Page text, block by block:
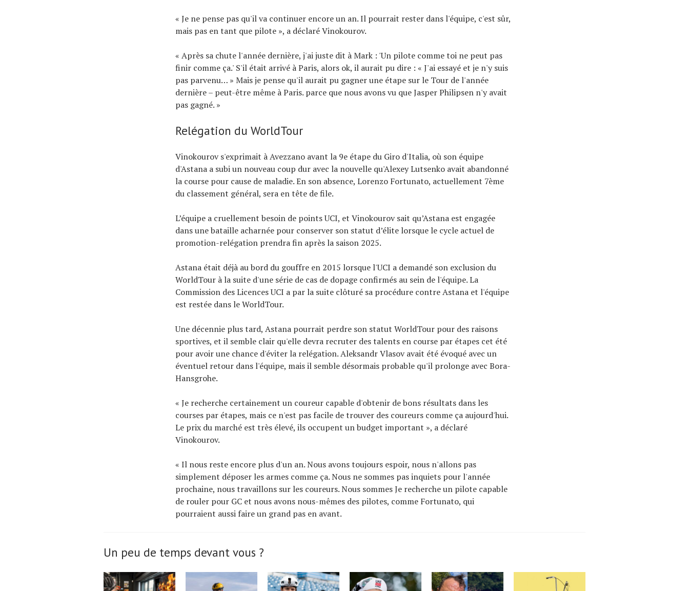
« Je ne pense pas qu'il va continuer encore un an. Il pourrait rester dans l'équipe, c'est sûr,
mais pas en tant que pilote », a déclaré Vinokourov.
« Après sa chute l'année dernière, j'ai juste dit à Mark : 'Un pilote comme toi ne peut pas
finir comme ça.' S'il était arrivé à Paris, alors ok, il aurait pu dire : « J'ai essayé et je n'y suis
pas parvenu… » Mais je pense qu'il aurait pu gagner une étape sur le Tour de l'année
dernière – peut-être même à Paris. parce que nous avons vu que Jasper Philipsen n'y avait
pas gagné. »
Relégation du WorldTour
Vinokourov s'exprimait à Avezzano avant la 9e étape du Giro d'Italia, où son équipe
d'Astana a subi un nouveau coup dur avec la nouvelle qu'Alexey Lutsenko avait abandonné
la course pour cause de maladie. En son absence, Lorenzo Fortunato, actuellement 7ème
du classement général, sera en tête de file.
L’équipe a cruellement besoin de points UCI, et Vinokourov sait qu’Astana est engagée
dans une bataille acharnée pour conserver son statut d’élite lorsque le cycle actuel de
promotion-relégation prendra fin après la saison 2025.
Astana était déjà au bord du gouffre en 2015 lorsque l'UCI a demandé son exclusion du
WorldTour à la suite d'une série de cas de dopage confirmés au sein de l'équipe. La
Commission des Licences UCI a par la suite clôturé sa procédure contre Astana et l'équipe
est restée dans le WorldTour.
Une décennie plus tard, Astana pourrait perdre son statut WorldTour pour des raisons
sportives, et il semble clair qu'elle devra recruter des talents en course par étapes cet été
pour avoir une chance d'éviter la relégation. Aleksandr Vlasov avait été évoqué avec un
éventuel retour dans l'équipe, mais il semble désormais probable qu'il prolonge avec Bora-
Hansgrohe.
« Je recherche certainement un coureur capable d'obtenir de bons résultats dans les
courses par étapes, mais ce n'est pas facile de trouver des coureurs comme ça aujourd'hui.
Le prix du marché est très élevé, ils occupent un budget important », a déclaré
Vinokourov.
« Il nous reste encore plus d'un an. Nous avons toujours espoir, nous n'allons pas
simplement déposer les armes comme ça. Nous ne sommes pas inquiets pour l'année
prochaine, nous travaillons sur les coureurs. Nous sommes Je recherche un pilote capable
de rouler pour GC et nous avons nous-mêmes des pilotes, comme Fortunato, qui
pourraient aussi faire un grand pas en avant.
Un peu de temps devant vous ?